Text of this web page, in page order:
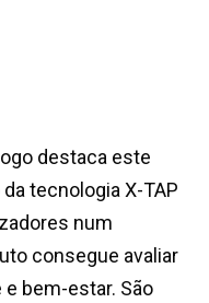
destaca este
tecnologia X-TAP
num
consegue avaliar
bem-estar. São